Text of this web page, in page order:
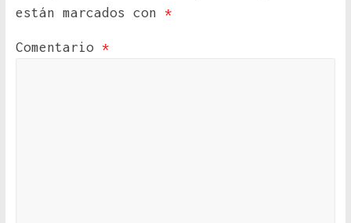
están marcados con *
Comentario *